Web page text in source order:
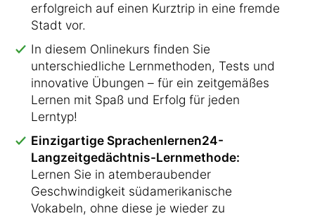
erfolgreich auf einen Kurztrip in eine fremde
Stadt vor.
In diesem Onlinekurs finden Sie
unterschiedliche Lernmethoden, Tests und
innovative Übungen – für ein zeitgemäßes
Lernen mit Spaß und Erfolg für jeden
Lerntyp!
Einzigartige Sprachenlernen24-
Langzeitgedächtnis-Lernmethode:
Lernen Sie in atemberaubender
Geschwindigkeit südamerikanische
Vokabeln, ohne diese je wieder zu